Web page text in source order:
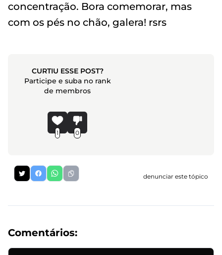
concentração. Bora comemorar, mas
com os pés no chão, galera! rsrs
CURTIU ESSE POST?
Participe e suba no rank
de membros
1 0
denunciar este tópico
Comentários: